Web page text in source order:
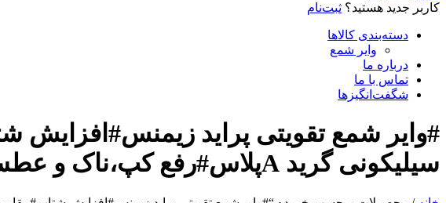
کاربر جدید هستید؟ ثبت‌نام
دسته‌بندی کالاها
وایر شمع
درباره ما
تماس با ما
شگفت‌انگیزها
#وایر شمع تقویتی پراید
سیلیکونی گرید Aپلاس#رفع کپ،ناک و عطسه